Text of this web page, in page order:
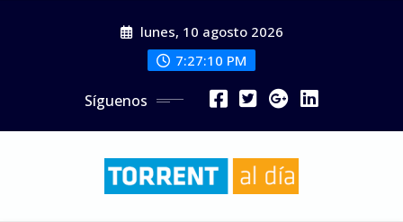
lunes, 10 agosto 2026
7:27:11 PM
Síguenos